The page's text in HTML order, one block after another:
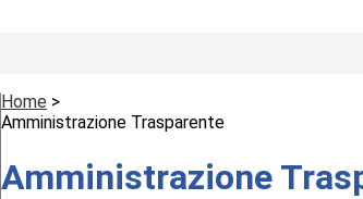
Home >
Amministrazione Trasparente
Amministrazione